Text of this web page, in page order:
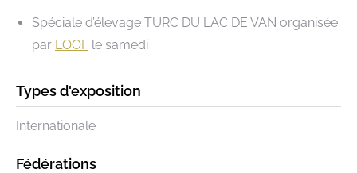
Spéciale d’élevage TURC DU LAC DE VAN organisée
par LOOF le samedi
Types d'exposition
Internationale
Fédérations